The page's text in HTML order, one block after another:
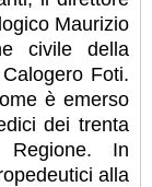
Maurizio
civile della
Foti.
è emerso
dei trenta
In
alla